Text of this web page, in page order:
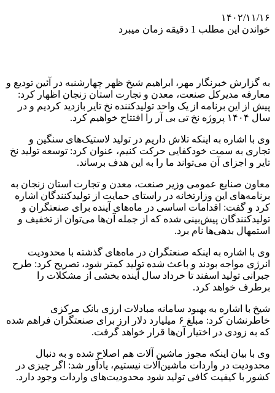
۱۴۰۲/۱۱/۱۶
خواندن این مطلب 1 دقیقه زمان میبرد
به گزارش خبرنگار مهر، ابراهیم شیخ ظهر چهارشنبه در آئین تودیع و
معارفه مدیرکل صنعت، معدن و تجارت استان زنجان اظهار کرد:
پیش از این برنامه از یک واحد تولیدکننده نخ تایر بازدید کردیم و در
سال ۱۴۰۴ پروژه نخ
تی بی آر را افتتاح خواهیم کرد.
وی با اشاره به اینکه تلاش داریم در تولید لاستیک‌های سنگین و
تجاری به سمت خودکفایی حرکت کنیم، عنوان کرد: توسعه تولید نخ
تایر و اجزای آن می‌تواند ما را به این هدف برساند.
معاون صنایع عمومی وزیر صنعت، معدن و تجارت استان زنجان به
برنامه‌های این وزارتخانه در راستای حمایت از تولیدکنندگان اشاره
کرد و گفت: اقدامات اساسی در ماه‌های آینده برای صنعتگران و
تولیدکنندگان پیش‌بینی شده که از جمله آن‌ها می‌توان از تخفیف و
استمهال بدهی‌ها نام برد.
وی با اشاره به اینکه صنعتگران در ماه‌های گذشته با محدودیت
انرژی مواجه بودند و باعث شده تولید کمتر شود، تصریح کرد: طرح
جبرانی تولید اسفند تا خرداد سال آینده بخشی از مشکلات را
برطرف خواهد کرد.
شیخ با اشاره به بهبود سامانه مبادلات ارزی بانک مرکزی
خاطرنشان کرد: مبلغ ۶ میلیارد دلار ارز برای صنعتگران فراهم شده
که به زودی در اختیار آن‌ها قرار خواهد گرفت.
وی با بیان اینکه مجوز ماشین آلات هم اصلاح شده و به دنبال
محدودیت در واردات ماشین‌آلات نیستیم، یادآور شد: اگر چیزی در
کشور با کیفیت کافی تولید شود محدودیت‌های واردات وجود دارد.